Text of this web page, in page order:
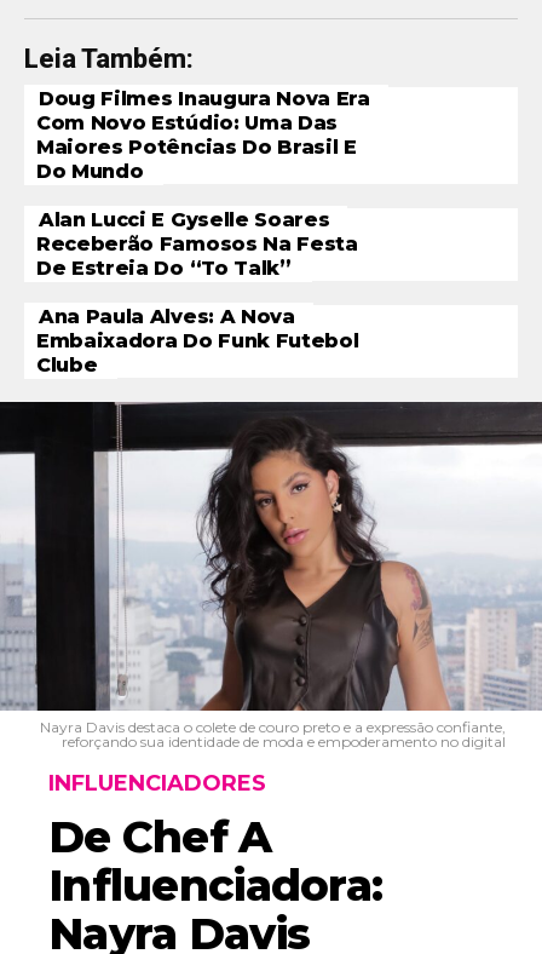
Leia Também:
Doug Filmes Inaugura Nova Era
Com Novo Estúdio: Uma Das
Maiores Potências Do Brasil E
Do Mundo
Alan Lucci E Gyselle Soares
Receberão Famosos Na Festa
De Estreia Do “To Talk”
Ana Paula Alves: A Nova
Embaixadora Do Funk Futebol
Clube
Nayra Davis destaca o colete de couro preto e a expressão confiante,
reforçando sua identidade de moda e empoderamento no digital
INFLUENCIADORES
De Chef A
Influenciadora:
Nayra Davis